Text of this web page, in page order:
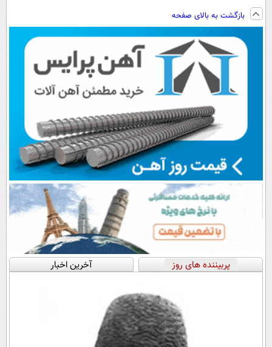
فناوری اروپا،
سبک و مقاوم |
پرداخت قسطی
دیجیتال |
پرداخت در 4
قسط |📍 تهران
📍تهران
بازگشت به بالای صفحه
پربیننده های روز آخرین اخبار